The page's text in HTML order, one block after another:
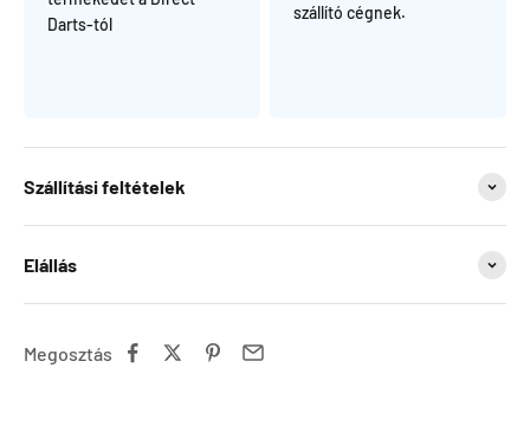
Darts-tól
szállító cégnek.
Szállítási feltételek
Elállás
Megosztás